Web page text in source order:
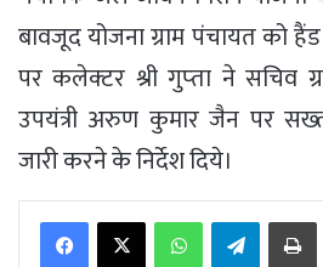
बावजूद योजना ग्राम पंचायत को
पर कलेक्‍टर श्री गुप्‍ता ने सचिव
उपयंत्री अरुण कुमार जैन पर
जारी करने के निर्देश दिये।
Telegram